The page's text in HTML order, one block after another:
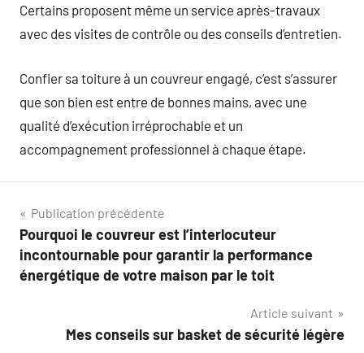
Certains proposent même un service après-travaux
avec des visites de contrôle ou des conseils d’entretien.
Confier sa toiture à un couvreur engagé, c’est s’assurer
que son bien est entre de bonnes mains, avec une
qualité d’exécution irréprochable et un
accompagnement professionnel à chaque étape.
Navigation
de
l’article
Publication précédente
Pourquoi le couvreur est l’interlocuteur
incontournable pour garantir la performance
énergétique de votre maison par le toit
Article suivant
Mes conseils sur basket de sécurité légère